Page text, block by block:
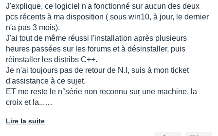
J'explique, ce logiciel n'a fonctionné sur aucun des deux
pcs récents à ma disposition ( sous win10, à jour, le dernier
n'a pas 3 mois).
J'ai tout de même réussi l'installation après plusieurs
heures passées sur les forums et à désinstaller, puis
réinstaller les distribs C++.
Je n'ai toujours pas de retour de N.I, suis à mon ticket
d'assistance à ce sujet.
ET me reste le n°série non reconnu sur une machine, la
croix et la...…
Lire la suite